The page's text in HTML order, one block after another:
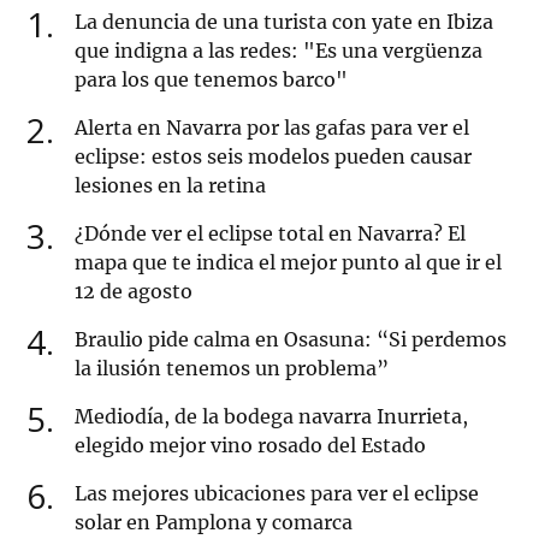
1
La denuncia de una turista con yate en Ibiza
que indigna a las redes: "Es una vergüenza
para los que tenemos barco"
2
Alerta en Navarra por las gafas para ver el
eclipse: estos seis modelos pueden causar
lesiones en la retina
3
¿Dónde ver el eclipse total en Navarra? El
mapa que te indica el mejor punto al que ir el
12 de agosto
4
Braulio pide calma en Osasuna: “Si perdemos
la ilusión tenemos un problema”
5
Mediodía, de la bodega navarra Inurrieta,
elegido mejor vino rosado del Estado
6
Las mejores ubicaciones para ver el eclipse
solar en Pamplona y comarca